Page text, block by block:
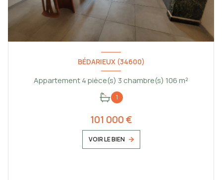
BÉDARIEUX (34600)
Appartement 4 pièce(s) 3 chambre(s) 106 m²
1
101 000 €
VOIR LE BIEN